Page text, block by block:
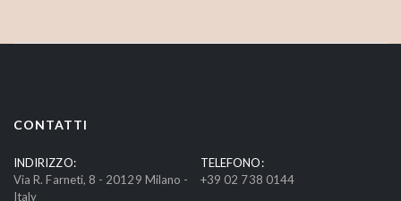
l
l
CONTATTI
INDIRIZZO:
Via R. Farneti, 8 - 20129 Milano -
Italy
TELEFONO:
+39 02 738 0144